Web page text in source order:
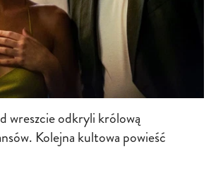
wreszcie odkryli królową
Kolejna kultowa powieść